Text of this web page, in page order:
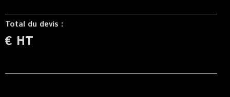
Total du devis :
€ HT